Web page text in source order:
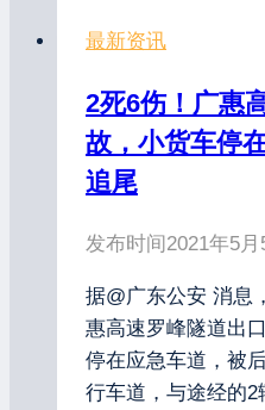
最新资讯
2死6伤！广惠
故，小货车停
追尾
发布时间2021年5月
据@广东公安 消息
惠高速罗峰隧道出
停在应急车道，被
行车道，与途经的